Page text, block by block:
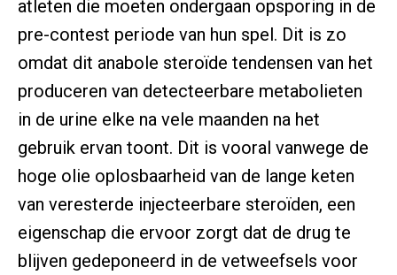
atleten die moeten ondergaan opsporing in de
pre-contest periode van hun spel. Dit is zo
omdat dit anabole steroïde tendensen van het
produceren van detecteerbare metabolieten
in de urine elke na vele maanden na het
gebruik ervan toont. Dit is vooral vanwege de
hoge olie oplosbaarheid van de lange keten
van veresterde injecteerbare steroïden, een
eigenschap die ervoor zorgt dat de drug te
blijven gedeponeerd in de vetweefsels voor